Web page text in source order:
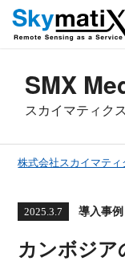
SMX
スカイマティク
株式会社スカイマテ
2025.3.7 導入事例
カンボジア